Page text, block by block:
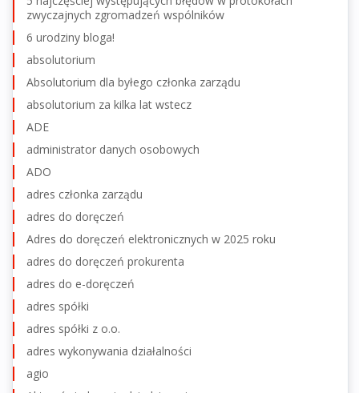
zwyczajnych zgromadzeń wspólników
6 urodziny bloga!
absolutorium
Absolutorium dla byłego członka zarządu
absolutorium za kilka lat wstecz
ADE
administrator danych osobowych
ADO
adres członka zarządu
adres do doręczeń
Adres do doręczeń elektronicznych w 2025 roku
adres do doręczeń prokurenta
adres do e-doręczeń
adres spółki
adres spółki z o.o.
adres wykonywania działalności
agio